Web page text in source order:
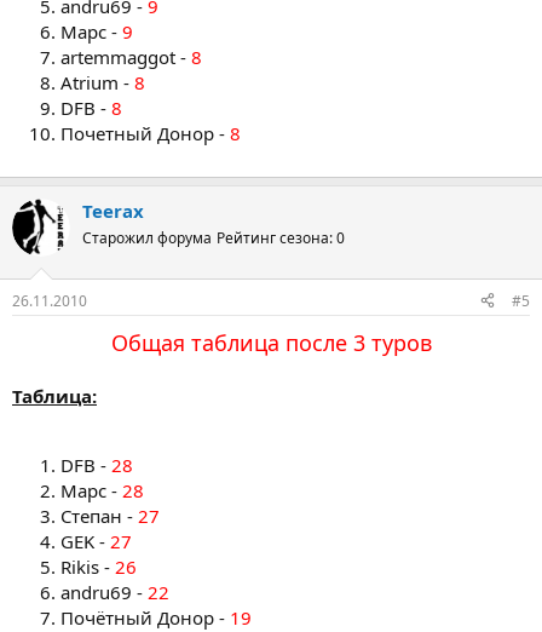
andru69 - 9
Марс - 9
artemmaggot - 8
Atrium - 8
DFB - 8
Почетный Донор - 8
Teerax
Старожил форума Рейтинг сезона: 0
26.11.2010 #5
Общая таблица после 3 туров
Таблица:
DFB - 28
Марс - 28
Степан - 27
GEK - 27
Rikis - 26
andru69 - 22
Почётный Донор - 19